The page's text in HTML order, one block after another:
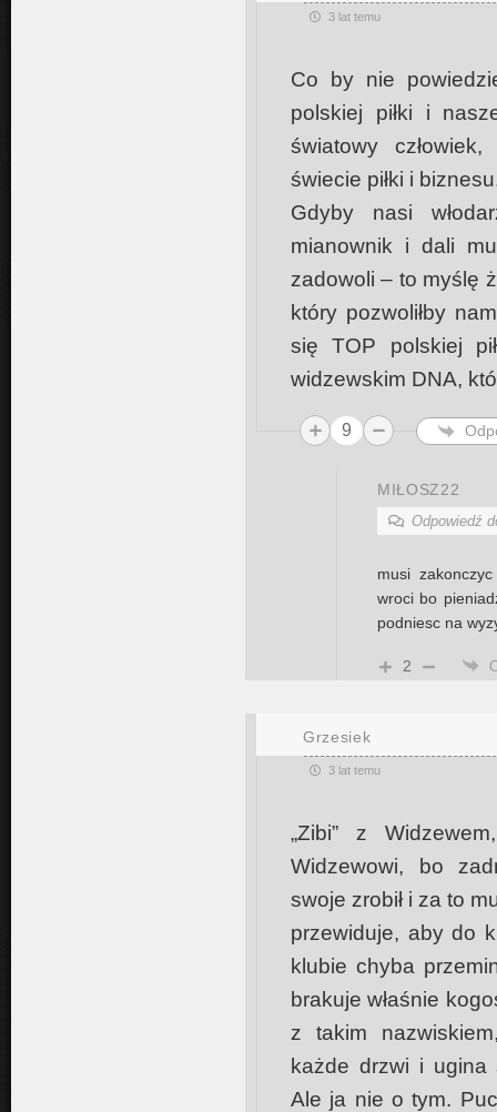
3 lat temu
Co by nie
polskiej piłki i
światowy
świecie piłki i
Gdyby nasi
mianownik i dali
zadowoli – to myślę
który pozwoliłby
się TOP polskiej
widzewskim DNA,
9
MIŁOSZ22
Odpowiedź
musi
wroci bo
podniesc na
2
Grzesiek
3 lat temu
„Zibi” z
Widzewowi, bo
swoje zrobił i za to
przewiduje, aby do
klubie chyba
brakuje właśnie
z takim
każde drzwi i
Ale ja nie o tym.